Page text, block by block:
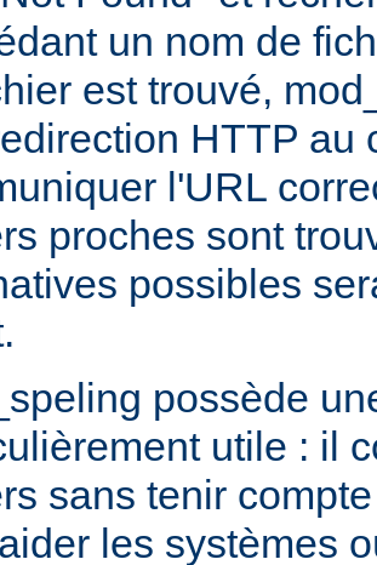
un nom de
est trouvé,
HTTP au
l'URL
proches sont
possibles
possède
utile : il
sans tenir
les systèmes